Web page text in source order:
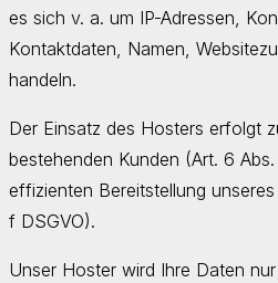
es sich v. a. um IP-Adressen,
Kontaktdaten, Namen,
handeln.
Der Einsatz des Hosters erfolgt
bestehenden Kunden (Art. 6
effizienten Bereitstellung
f DSGVO).
Unser Hoster wird Ihre Daten